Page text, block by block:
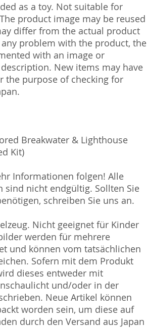
as a toy. Not suitable for
product image may be reused
differ from the actual product
problem with the product, the
with an image or
New items may have
the purpose of checking for
Breakwater & Lighthouse
Kit)
Informationen folgen! Alle
sind nicht endgültig. Sollten Sie
schreiben Sie uns an.
Nicht geeignet für Kinder
werden für mehrere
und können vom tatsächlichen
Sofern mit dem Produkt
dieses entweder mit
und/oder in der
Neue Artikel können
worden sein, um diese auf
durch den Versand aus Japan